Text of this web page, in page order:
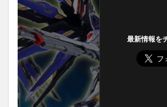
最新情報を